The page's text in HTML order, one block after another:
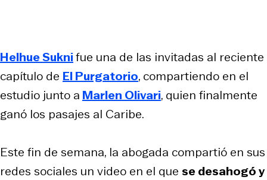
Helhue Suknifue una de las invitadas al reciente
capítulo de El Purgatorio, compartiendo en el
estudio junto a Marlen Olivari, quien finalmente
ganó los pasajes al Caribe.
Este fin de semana, la abogada compartió en sus
redes sociales un video en el que se desahogó y